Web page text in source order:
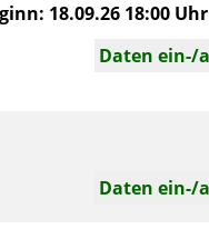
18.09.26 18:00
Daten ein-/
Daten ein-/